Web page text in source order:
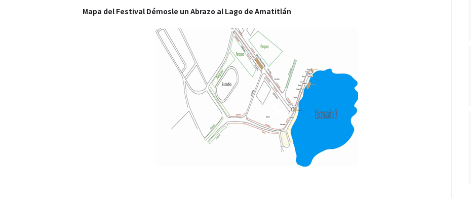
Mapa del Festival Démosle un Abrazo al Lago de Amatitlán